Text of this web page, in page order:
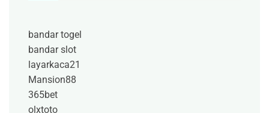
bandar togel
bandar slot
layarkaca21
Mansion88
365bet
olxtoto